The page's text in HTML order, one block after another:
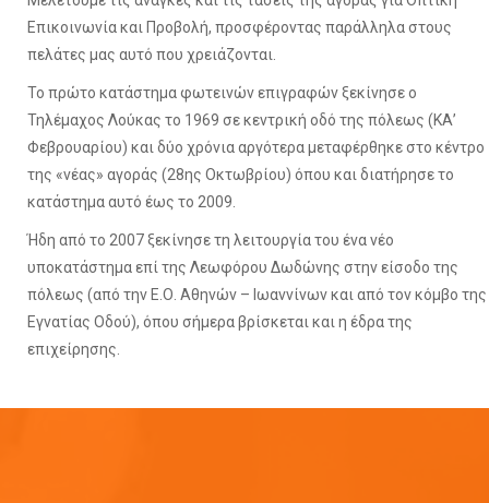
Επικοινωνία και Προβολή, προσφέροντας παράλληλα στους
πελάτες μας αυτό που χρειάζονται.
Το πρώτο κατάστημα φωτεινών επιγραφών ξεκίνησε ο
Τηλέμαχος Λούκας το 1969 σε κεντρική οδό της πόλεως (ΚΑ’
Φεβρουαρίου) και δύο χρόνια αργότερα μεταφέρθηκε στο κέντρο
της «νέας» αγοράς (28ης Οκτωβρίου) όπου και διατήρησε το
κατάστημα αυτό έως το 2009.
Ήδη από το 2007 ξεκίνησε τη λειτουργία του ένα νέο
υποκατάστημα επί της Λεωφόρου Δωδώνης στην είσοδο της
πόλεως (από την Ε.Ο. Αθηνών – Ιωαννίνων και από τον κόμβο της
Εγνατίας Οδού), όπου σήμερα βρίσκεται και η έδρα της
επιχείρησης.